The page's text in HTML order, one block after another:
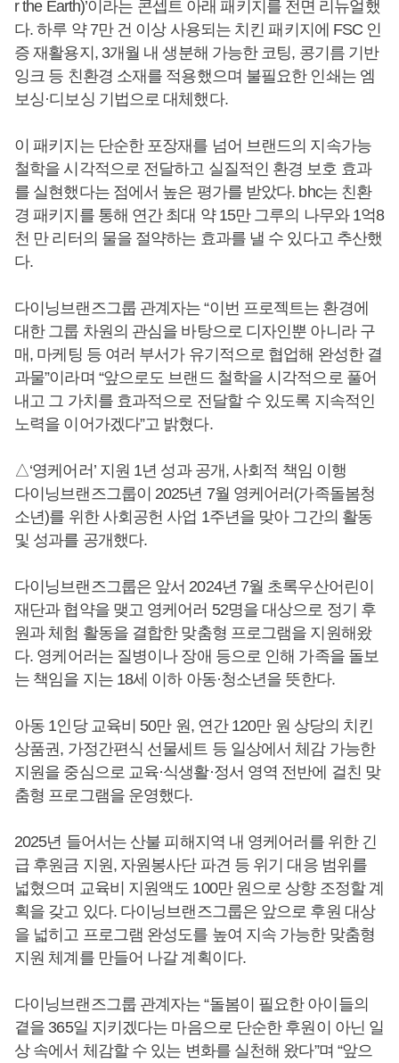
r the Earth)’이라는 콘셉트 아래 패키지를 전면 리뉴얼했
다. 하루 약 7만 건 이상 사용되는 치킨 패키지에 FSC 인
증 재활용지, 3개월 내 생분해 가능한 코팅, 콩기름 기반
잉크 등 친환경 소재를 적용했으며 불필요한 인쇄는 엠
보싱·디보싱 기법으로 대체했다.
이 패키지는 단순한 포장재를 넘어 브랜드의 지속가능
철학을 시각적으로 전달하고 실질적인 환경 보호 효과
를 실현했다는 점에서 높은 평가를 받았다. bhc는 친환
경 패키지를 통해 연간 최대 약 15만 그루의 나무와 1억8
천 만 리터의 물을 절약하는 효과를 낼 수 있다고 추산했
다.
다이닝브랜즈그룹 관계자는 “이번 프로젝트는 환경에
대한 그룹 차원의 관심을 바탕으로 디자인뿐 아니라 구
매, 마케팅 등 여러 부서가 유기적으로 협업해 완성한 결
과물”이라며 “앞으로도 브랜드 철학을 시각적으로 풀어
내고 그 가치를 효과적으로 전달할 수 있도록 지속적인
노력을 이어가겠다”고 밝혔다.
△‘영케어러’ 지원 1년 성과 공개, 사회적 책임 이행
다이닝브랜즈그룹이 2025년 7월 영케어러(가족돌봄청
소년)를 위한 사회공헌 사업 1주년을 맞아 그간의 활동
및 성과를 공개했다.
다이닝브랜즈그룹은 앞서 2024년 7월 초록우산어린이
재단과 협약을 맺고 영케어러 52명을 대상으로 정기 후
원과 체험 활동을 결합한 맞춤형 프로그램을 지원해왔
다. 영케어러는 질병이나 장애 등으로 인해 가족을 돌보
는 책임을 지는 18세 이하 아동·청소년을 뜻한다.
아동 1인당 교육비 50만 원, 연간 120만 원 상당의 치킨
상품권, 가정간편식 선물세트 등 일상에서 체감 가능한
지원을 중심으로 교육·식생활·정서 영역 전반에 걸친 맞
춤형 프로그램을 운영했다.
2025년 들어서는 산불 피해지역 내 영케어러를 위한 긴
급 후원금 지원, 자원봉사단 파견 등 위기 대응 범위를
넓혔으며 교육비 지원액도 100만 원으로 상향 조정할 계
획을 갖고 있다. 다이닝브랜즈그룹은 앞으로 후원 대상
을 넓히고 프로그램 완성도를 높여 지속 가능한 맞춤형
지원 체계를 만들어 나갈 계획이다.
다이닝브랜즈그룹 관계자는 “돌봄이 필요한 아이들의
곁을 365일 지키겠다는 마음으로 단순한 후원이 아닌 일
상 속에서 체감할 수 있는 변화를 실천해 왔다”며 “앞으